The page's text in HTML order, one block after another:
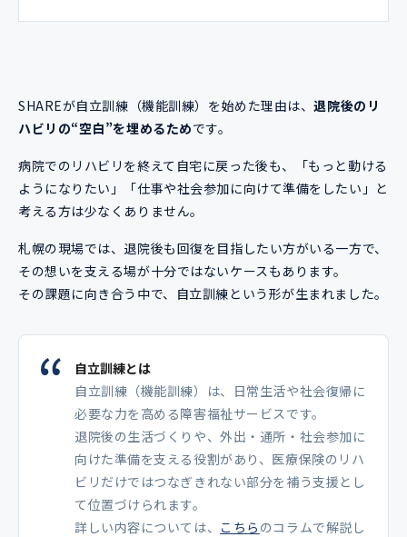
SHAREが自立訓練（機能訓練）を始めた理由は、退院後のリ
ハビリの“空白”を埋めるためです。
病院でのリハビリを終えて自宅に戻った後も、「もっと動ける
ようになりたい」「仕事や社会参加に向けて準備をしたい」と
考える方は少なくありません。
札幌の現場では、退院後も回復を目指したい方がいる一方で、
その想いを支える場が十分ではないケースもあります。
その課題に向き合う中で、自立訓練という形が生まれました。
自立訓練とは
自立訓練（機能訓練）は、日常生活や社会復帰に
必要な力を高める障害福祉サービスです。
退院後の生活づくりや、外出・通所・社会参加に
向けた準備を支える役割があり、医療保険のリハ
ビリだけではつなぎきれない部分を補う支援とし
て位置づけられます。
詳しい内容については、 こちら のコラムで解説し